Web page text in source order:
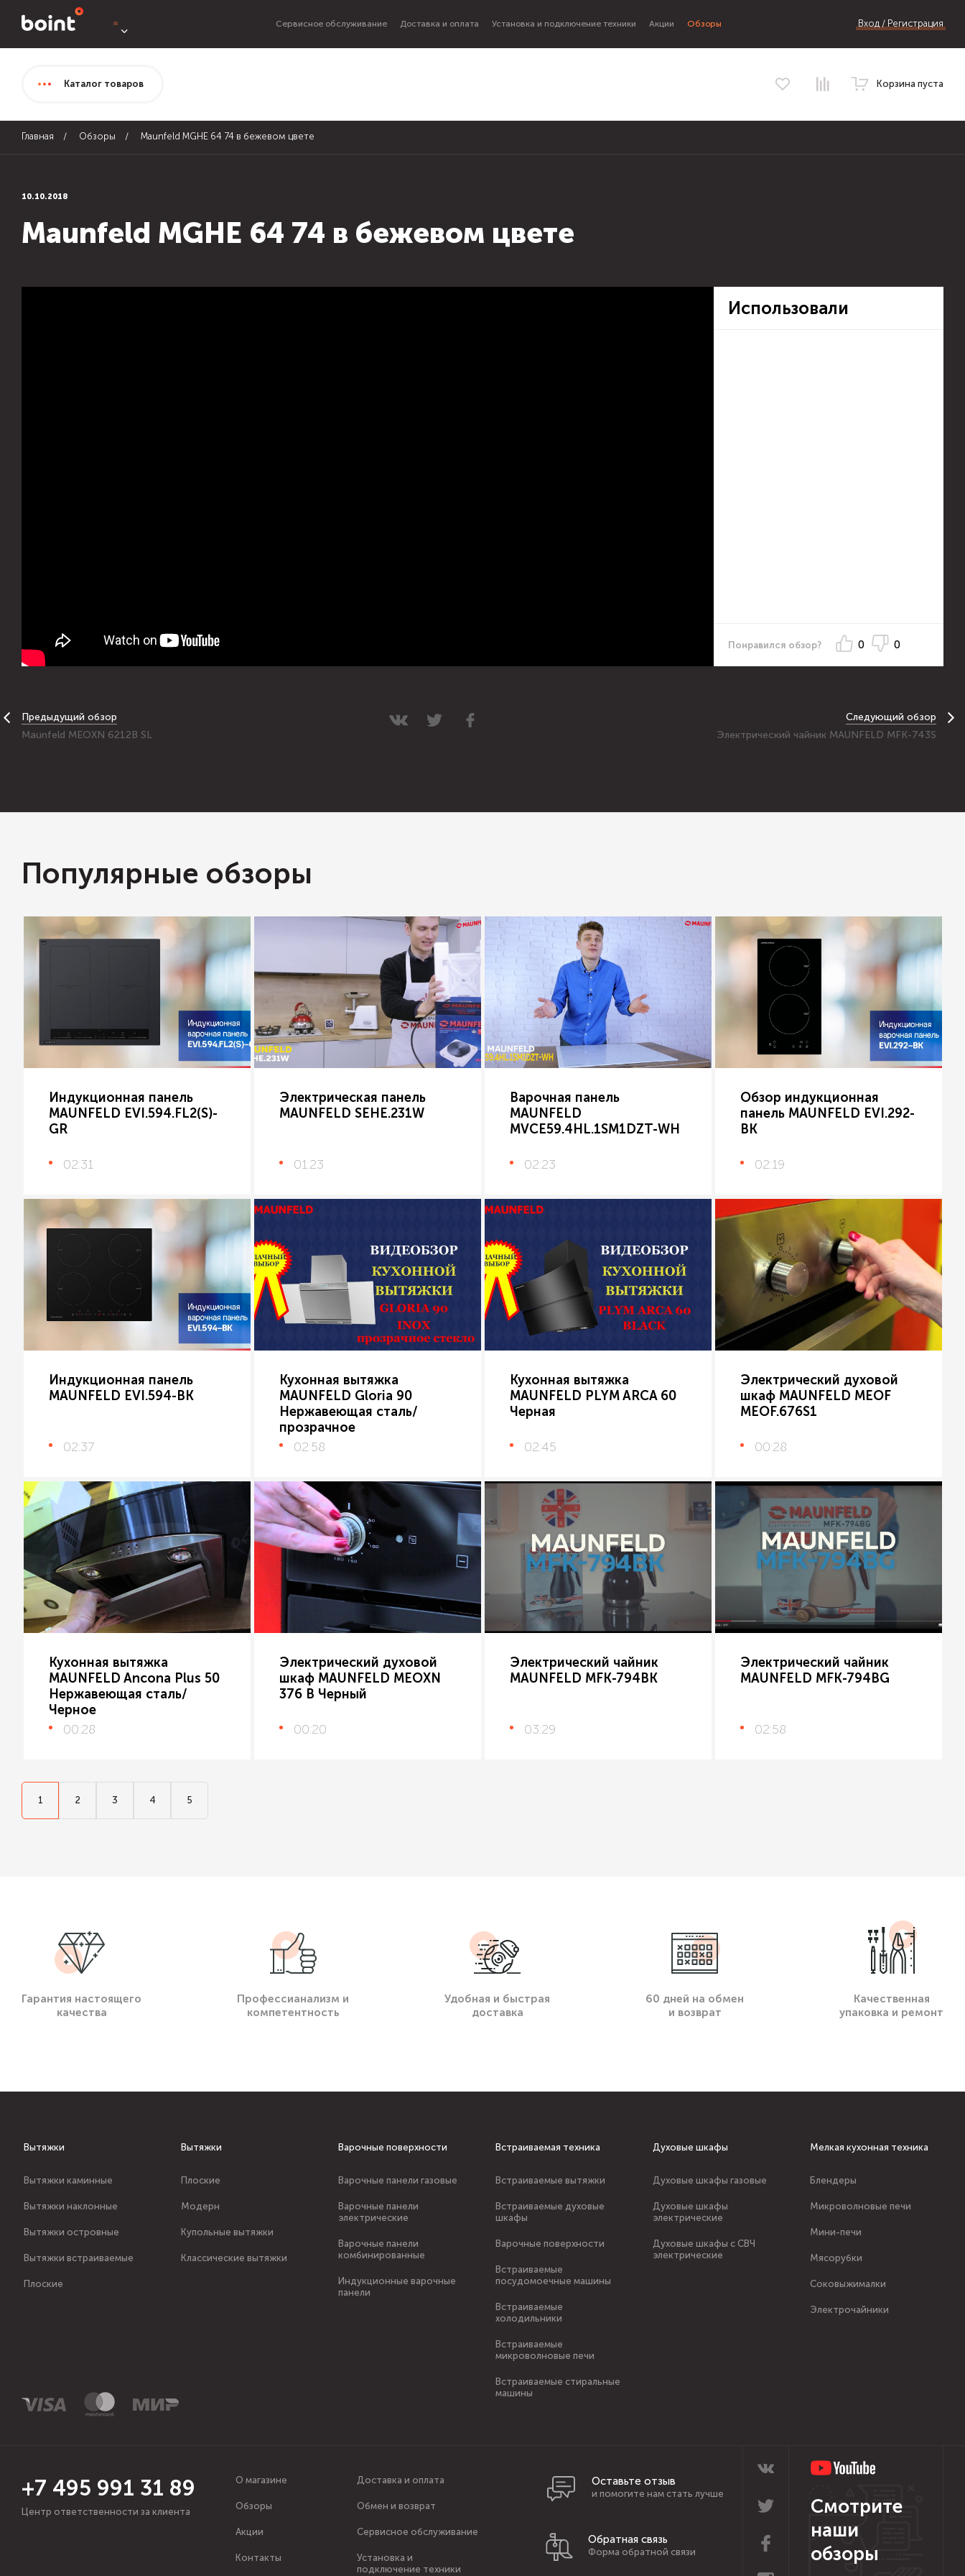
Сервисное обслуживание Доставка и оплата Установка и подключение техники Акции Обзоры Вход / Регистрация
Каталог товаров Корзина пуста
Главная Обзоры Maunfeld MGHE 64 74 в бежевом цвете
10.10.2018
Maunfeld MGHE 64 74 в бежевом цвете
Использовали
Понравился обзор? 0 0
Предыдущий обзор
Maunfeld MEOXN 6212B SL
Следующий обзор
Электрический чайник MAUNFELD MFK-743S
Популярные обзоры
Индукционная панель
MAUNFELD EVI.594.FL2(S)-
GR
02:31
Электрическая панель
MAUNFELD SEHE.231W
01:23
Варочная панель
MAUNFELD
MVCE59.4HL.1SM1DZT-WH
02:23
Обзор индукционная
панель MAUNFELD EVI.292-
BK
02:19
Индукционная панель
MAUNFELD EVI.594-BK
02:37
Кухонная вытяжка
MAUNFELD Gloria 90
Нержавеющая сталь/
прозрачное
02:58
Кухонная вытяжка
MAUNFELD PLYM ARCA 60
Черная
02:45
Электрический духовой
шкаф MAUNFELD MEOF
MEOF.676S1
00:28
Кухонная вытяжка
MAUNFELD Ancona Plus 50
Нержавеющая сталь/
Черное
00:28
Электрический духовой
шкаф MAUNFELD MEOXN
376 B Черный
00:20
Электрический чайник
MAUNFELD MFK-794BK
03:29
Электрический чайник
MAUNFELD MFK-794BG
02:58
1 2 3 4 5
Гарантия настоящего
качества
Профессианализм и
компетентность
Удобная и быстрая
доставка
60 дней на обмен
и возврат
Качественная
упаковка и ремонт
Вытяжки
Вытяжки каминные
Вытяжки наклонные
Вытяжки островные
Вытяжки встраиваемые
Плоские
Вытяжки
Плоские
Модерн
Купольные вытяжки
Классические вытяжки
Варочные поверхности
Варочные панели газовые
Варочные панели
электрические
Варочные панели
комбинированные
Индукционные варочные
панели
Встраиваемая техника
Встраиваемые вытяжки
Встраиваемые духовые
шкафы
Варочные поверхности
Встраиваемые
посудомоечные машины
Встраиваемые
холодильники
Встраиваемые
микроволновые печи
Встраиваемые стиральные
машины
Духовые шкафы
Духовые шкафы газовые
Духовые шкафы
электрические
Духовые шкафы с СВЧ
электрические
Мелкая кухонная техника
Блендеры
Микроволновые печи
Мини-печи
Мясорубки
Соковыжималки
Электрочайники
+7 495 991 31 89
Центр ответственности за клиента
О магазине Доставка и оплата
Обзоры Обмен и возврат
Акции Сервисное обслуживание
Контакты
Установка и
подключение техники
Оставьте отзыв
и помогите нам стать лучше
Обратная связь
Форма обратной связи
Смотрите
наши
обзоры